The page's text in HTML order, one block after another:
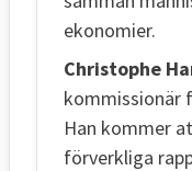
ekonomier.
Christophe
kommissionär
Han kommer
förverkliga